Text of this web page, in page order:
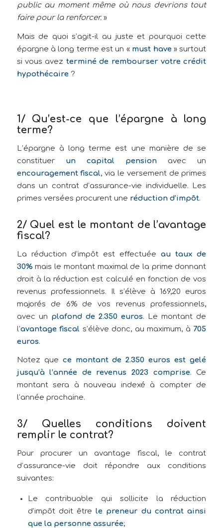
public au moment même où nous devrions tout
faire pour la renforcer.»
Mais de quoi s’agit-il au juste et pourquoi cette
épargne à long terme est un « must have » surtout
si vous avez terminé de rembourser votre crédit
hypothécaire ?
1/ Qu’est-ce que l’épargne à long
terme?
L’épargne à long terme est une manière de se
constituer un capital pension avec un
encouragement fiscal, via le versement de primes
dans un contrat d’assurance-vie individuelle. Les
primes versées procurent une réduction d’impôt.
2/ Quel est le montant de l’avantage
fiscal?
La réduction d’impôt est effectuéeau taux de
30%mais le montant maximal de la prime donnant
droit à la réduction est calculé en fonction de vos
revenus professionnels. Il s’élève à 169,20 euros
majorés de 6% de vos revenus professionnels,
avec un plafond de 2.350 euros. Le montant de
l’avantage fiscal s’élève donc, au maximum, à 705
euros.
Notez que ce montant de 2.350 euros est gelé
jusqu’à l’année de revenus 2023 comprise. Ce
montant sera à nouveau indexé à compter de
l’année prochaine.
3/ Quelles conditions doivent
remplir le contrat?
Pour procurer un avantage fiscal, le contrat
d’assurance-vie doit répondre aux conditions
suivantes:
Le contribuable qui sollicite la réduction
d’impôt doit être le preneur du contrat ainsi
que la personne assurée;